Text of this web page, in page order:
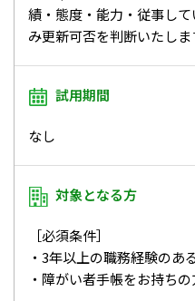
績・態度・能力・従事し
み更新可否を判断いたし
試用期間
なし
対象となる方
［必須条件］
・3年以上の職務経験のあ
・障がい者手帳をお持ち